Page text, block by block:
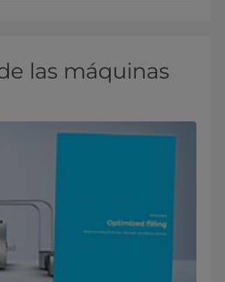
las máquinas